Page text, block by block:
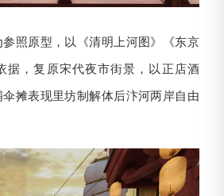
原型，以《清明上河图》《东京
据，复原宋代夜市街景，以正店酒
摊表现里坊制解体后汴河两岸自由